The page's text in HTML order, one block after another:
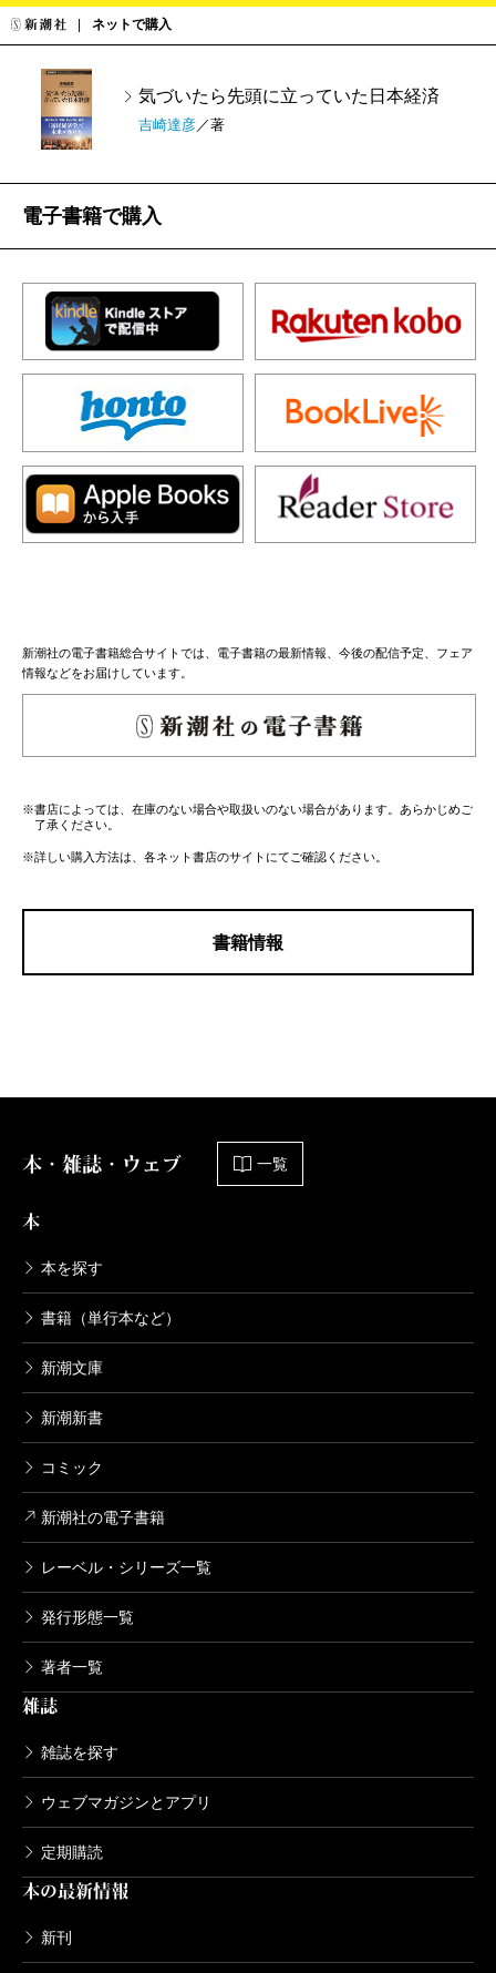
ネットで購入
気づいたら先頭に立っていた日本経済
吉崎達彦 ／著
電子書籍で購入
新潮社の電子書籍総合サイトでは、電子書籍の最新情報、今後の配信予定、フェア
情報などをお届けしています。
※書店によっては、在庫のない場合や取扱いのない場合があります。あらかじめご
了承ください。
※詳しい購入方法は、各ネット書店のサイトにてご確認ください。
書籍情報
本・雑誌・ウェブ 一覧
本
本を探す
書籍（単行本など）
新潮文庫
新潮新書
コミック
新潮社の電子書籍
レーベル・シリーズ一覧
発行形態一覧
著者一覧
雑誌
雑誌を探す
ウェブマガジンとアプリ
定期購読
本の最新情報
新刊